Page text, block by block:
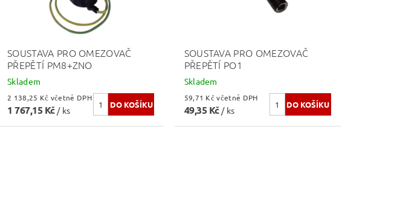
SOUSTAVA PRO OMEZOVAČ
PŘEPĚTÍ PM8+ZNO
Skladem
2 138,25 Kč včetně DPH
1 767,15 Kč / ks
SOUSTAVA PRO OMEZOVAČ
PŘEPĚTÍ PO1
Skladem
59,71 Kč včetně DPH
49,35 Kč / ks